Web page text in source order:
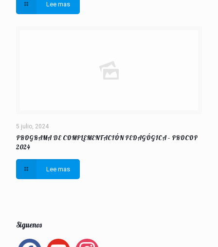
Lee mas
5 julio, 2024
PROGRAMA DE COMPLEMENTACIÓN PEDAGÓGICA – PROCOP
2024
Lee mas
Siguenos
facebook youtube instagram